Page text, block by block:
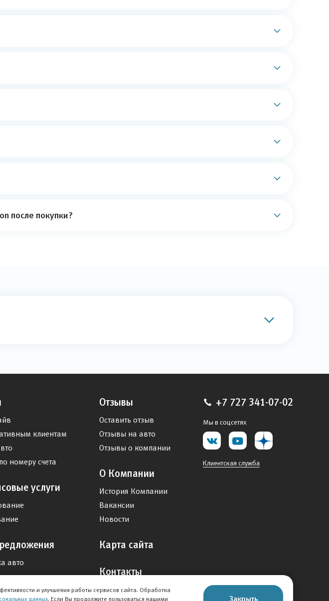
после покупки?
клиентам
номеру счета
услуги
авто
программа
Отзывы
Оставить отзыв
Отзывы на авто
Отзывы о компании
О Компании
История Компании
Вакансии
Новости
Карта сайта
Контакты
+7 727 341-07-02
Мы в соцсетях
Клиентская служба
и улучшения работы сервисов сайта. Обработка
данных . Если Вы продолжите пользоваться нашими Закрыть